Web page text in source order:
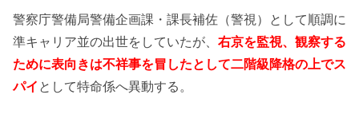
警察庁警備局警備企画課・課長補佐（警視）として順調に
準キャリア並の出世をしていたが、 右京を監視、観察する
ために表向きは不祥事を冒したとして二階級降格の上でス
パイ として特命係へ異動する。